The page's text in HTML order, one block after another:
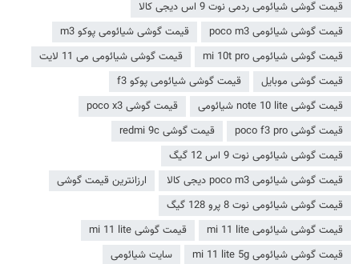
قیمت گوشی شیائومی ردمی نوت 9 اس دیجی کالا
قیمت گوشی شیائومی poco m3
قیمت گوشی شیائومی پوکو m3
قیمت گوشی شیائومی mi 10t pro
قیمت گوشی شیائومی می 11 لایت
قیمت گوشی موبایل
قیمت گوشی شیائومی پوکو f3
قیمت گوشی note 10 lite شیائومی
قیمت گوشی poco x3
قیمت گوشی poco f3 pro
قیمت گوشی redmi 9c
قیمت گوشی شیائومی نوت 9 اس 12 گیگ
قیمت گوشی شیائومی poco m3 دیجی کالا
ارزانترین قیمت گوشی
قیمت گوشی شیائومی نوت 8 پرو 128 گیگ
قیمت گوشی شیائومی mi 11 lite
قیمت گوشی mi 11 lite
قیمت گوشی شیائومی mi 11 lite 5g
سایت شیائومی